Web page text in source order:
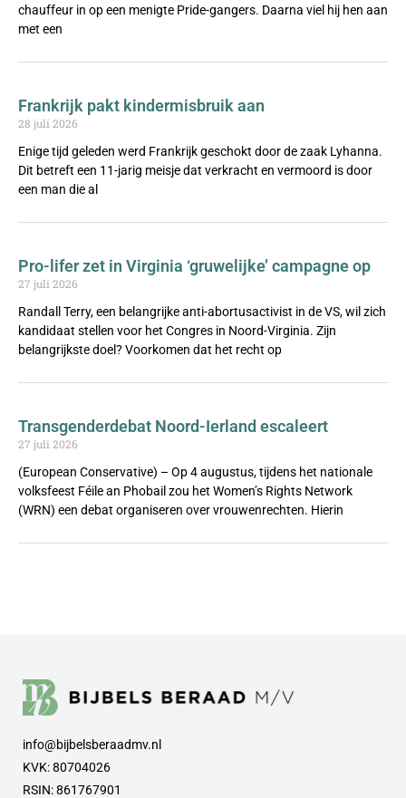
chauffeur in op een menigte Pride-gangers. Daarna viel hij hen aan
met een
Frankrijk pakt kindermisbruik aan
28 juli 2026
Enige tijd geleden werd Frankrijk geschokt door de zaak Lyhanna.
Dit betreft een 11-jarig meisje dat verkracht en vermoord is door
een man die al
Pro-lifer zet in Virginia ‘gruwelijke’ campagne op
27 juli 2026
Randall Terry, een belangrijke anti-abortusactivist in de VS, wil zich
kandidaat stellen voor het Congres in Noord-Virginia. Zijn
belangrijkste doel? Voorkomen dat het recht op
Transgenderdebat Noord-Ierland escaleert
27 juli 2026
(European Conservative) – Op 4 augustus, tijdens het nationale
volksfeest Féile an Phobail zou het Women’s Rights Network
(WRN) een debat organiseren over vrouwenrechten. Hierin
info@bijbelsberaadmv.nl
KVK: 80704026
RSIN: 861767901